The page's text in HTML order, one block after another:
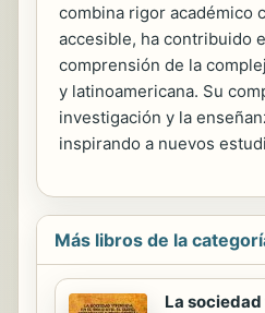
combina rigor académico
accesible, ha contribuido
comprensión de la
y latinoamericana. Su
investigación y la
inspirando a nuevos
Más libros de la
La